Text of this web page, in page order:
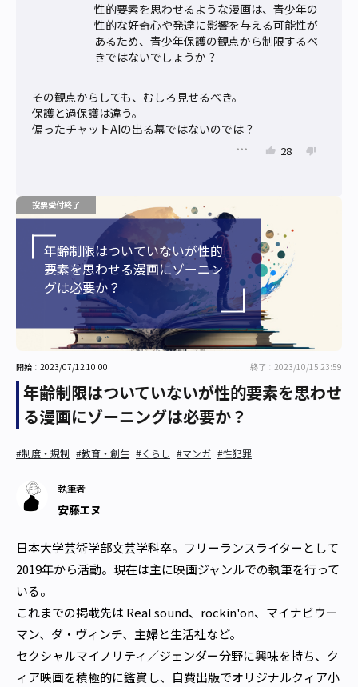
性的要素を思わせるような漫画は、青少年の
性的な好奇心や発達に影響を与える可能性が
あるため、青少年保護の観点から制限するべ
きではないでしょうか？
その観点からしても、むしろ見せるべき。
保護と過保護は違う。
偏ったチャットAIの出る幕ではないのでは？
28
年齢制限はついていないが性的
要素を思わせる漫画にゾーニン
グは必要か？
投票受付終了
開始：2023/07/12 10:00 終了：2023/10/15 23:59
年齢制限はついていないが性的要素を思わせ
る漫画にゾーニングは必要か？
#制度・規制 #教育・創生 #くらし #マンガ #性犯罪
執筆者
安藤エヌ
日本大学芸術学部文芸学科卒。フリーランスライターとして
2019年から活動。現在は主に映画ジャンルでの執筆を行って
いる。
これまでの掲載先は Real sound、rockin'on、マイナビウー
マン、ダ・ヴィンチ、主婦と生活社など。
セクシャルマイノリティ／ジェンダー分野に興味を持ち、ク
ィア映画を積極的に鑑賞し、自費出版でオリジナルクィア小